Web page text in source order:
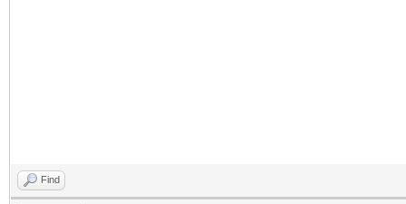
Find